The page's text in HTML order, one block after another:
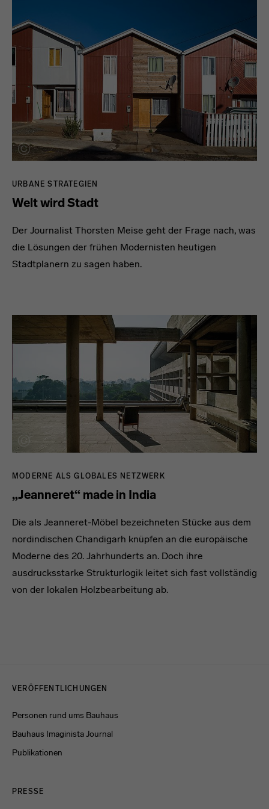
URBANE STRATEGIEN
Welt wird Stadt
Der Journalist Thorsten Meise geht der Frage nach, was
die Lösungen der frühen Modernisten heutigen
Stadtplanern zu sagen haben.
MODERNE ALS GLOBALES NETZWERK
„Jeanneret“ made in India
Die als Jeanneret-Möbel bezeichneten Stücke aus dem
nordindischen Chandigarh knüpfen an die europäische
Moderne des 20. Jahrhunderts an. Doch ihre
ausdrucksstarke Strukturlogik leitet sich fast vollständig
von der lokalen Holzbearbeitung ab.
VERÖFFENTLICHUNGEN
Personen rund ums Bauhaus
Bauhaus Imaginista Journal
Publikationen
PRESSE